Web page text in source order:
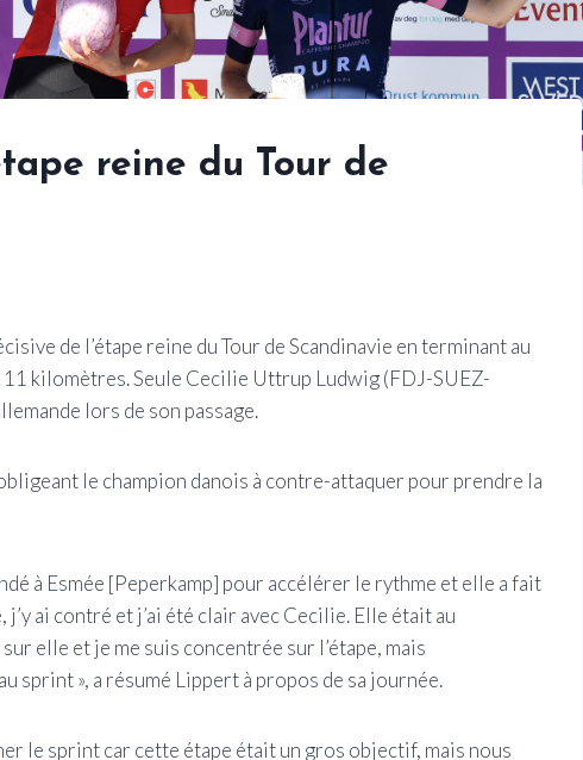
reine du Tour de
de l’étape reine du Tour de Scandinavie en terminant au
kilomètres. Seule Cecilie Uttrup Ludwig (FDJ-SUEZ-
lors de son passage.
le champion danois à contre-attaquer pour prendre la
à Esmée [Peperkamp] pour accélérer le rythme et elle a fait
ai contré et j’ai été clair avec Cecilie. Elle était au
elle et je me suis concentrée sur l’étape, mais
sprint », a résumé Lippert à propos de sa journée.
le sprint car cette étape était un gros objectif, mais nous